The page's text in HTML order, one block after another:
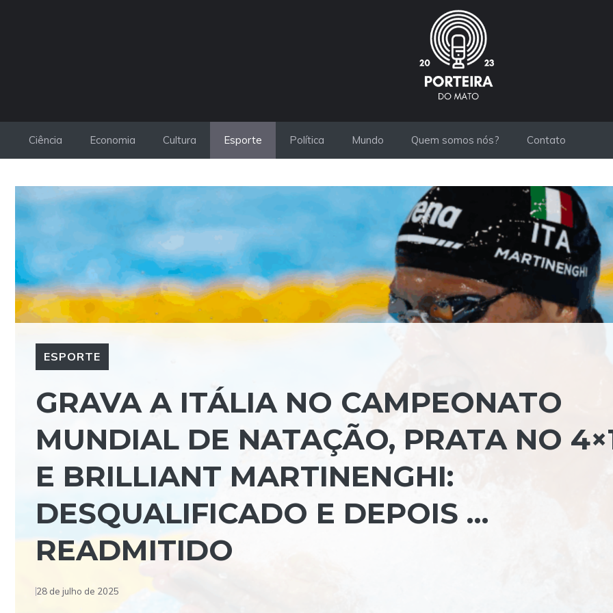
Ciência Economia Cultura Esporte Política Mundo Quem somos nós? Contato
ESPORTE
GRAVA A ITÁLIA NO CAMPEONATO
MUNDIAL DE NATAÇÃO, PRATA NO
E BRILLIANT MARTINENGHI:
DESQUALIFICADO E DEPOIS …
READMITIDO
28 de julho de 2025